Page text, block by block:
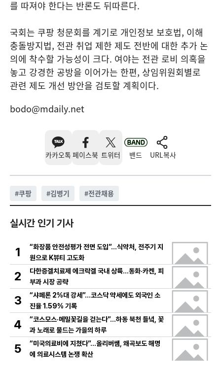
를 따져야 한다는 반론도 뒤따른다.
국회는 쿠팡 청문회를 계기로 개인정보 보호법, 이해
충돌방지법, 전관 취업 제한 제도 전반에 대한 추가 논
의에 착수할 가능성이 크다. 여야는 전관 로비 의혹을
놓고 강경한 공방을 이어가는 한편, 상임위원회별로
관련 제도 개선 방안을 검토할 계획이다.
bodo@mdaily.net
카카오톡 페이스북 트위터 밴드 URL복사
#쿠팡 #김병기 #전관채용
실시간 인기 기사
1
“화장품 안전성평가 전면 도입”…식약처, 전주기 지
원으로 K뷰티 고도화
2
다한증겔치료제 에크락겔 국내 상륙…동화·카켄, 피
부과 시장 공략
3
“샤페론 2%대 강세”…코스닥 약세에도 외국인 소
진율 1.59% 기록
4
“코스모스·메밀꽃길을 걷는다”…하동 북천 들녘, 꽃
과 노래로 물드는 가을의 하루
5
“미국의료비에 지쳤다”…올리버쌤, 왜곡보도 해명
에 의료시스템 논쟁 확산